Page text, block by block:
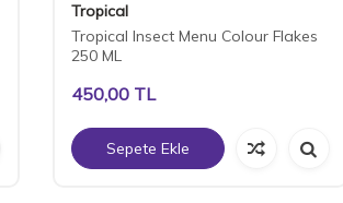
Tropical
Tropical Insect Menu Colour Flakes
250 ML
450,00TL
Sepete Ekle